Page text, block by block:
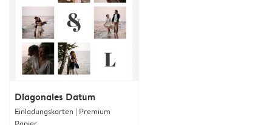
Diagonales Datum
Einladungskarten | Premium